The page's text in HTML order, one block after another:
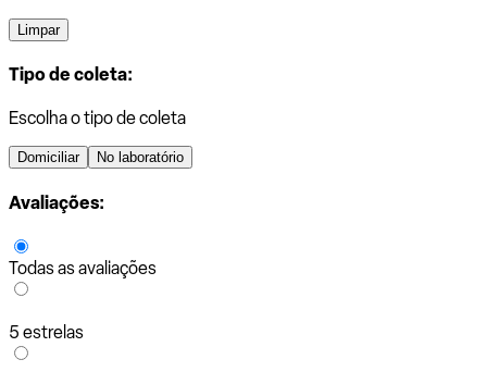
Limpar
Tipo de coleta:
Escolha o tipo de coleta
Domiciliar No laboratório
Avaliações:
Todas as avaliações
5 estrelas